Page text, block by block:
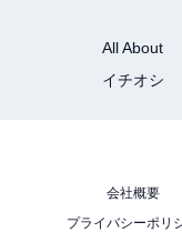
All About
イチオシ
会社概要
プライバシーポリ